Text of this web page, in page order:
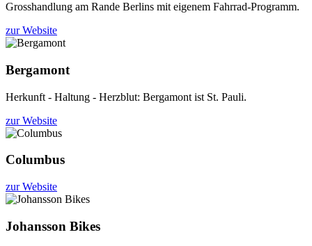
Grosshandlung am Rande Berlins mit eigenem Fahrrad-Programm.
zur Website
Bergamont
Herkunft - Haltung - Herzblut: Bergamont ist St. Pauli.
zur Website
Columbus
zur Website
Johansson Bikes